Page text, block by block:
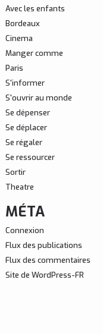
Avec les enfants
Bordeaux
Cinema
Manger comme
Paris
S'informer
S'ouvrir au monde
Se dépenser
Se déplacer
Se régaler
Se ressourcer
Sortir
Theatre
MÉTA
Connexion
Flux des publications
Flux des commentaires
Site de WordPress-FR